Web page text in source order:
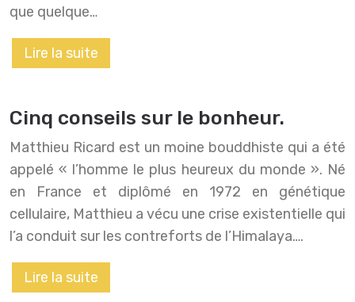
que quelque…
Lire la suite
Cinq conseils sur le bonheur.
Matthieu Ricard est un moine bouddhiste qui a été
appelé « l’homme le plus heureux du monde ». Né
en France et diplômé en 1972 en génétique
cellulaire, Matthieu a vécu une crise existentielle qui
l’a conduit sur les contreforts de l’Himalaya….
Lire la suite